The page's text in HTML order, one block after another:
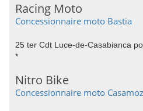
Racing Moto
Concessionnaire moto Bastia
25 ter Cdt Luce-de-Casabianca
*
Nitro Bike
Concessionnaire moto